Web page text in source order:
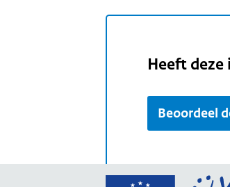
Heeft
Beoordeel